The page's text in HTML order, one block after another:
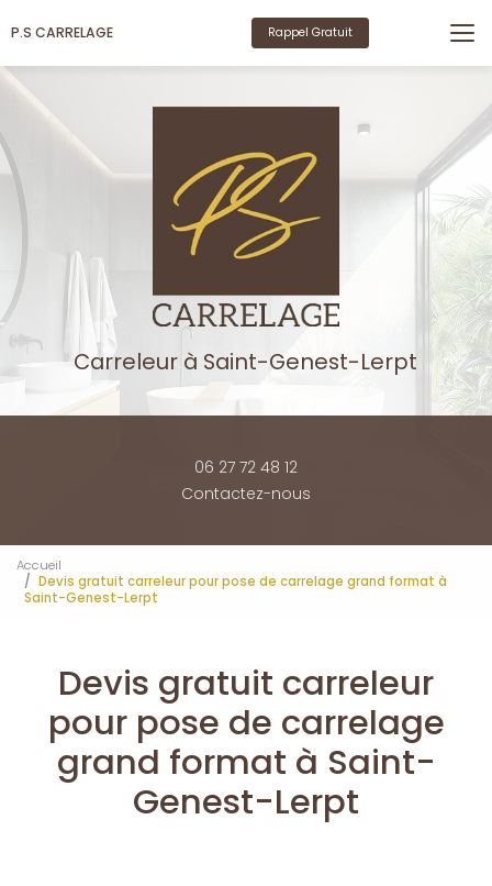
au
principal
P.S CARRELAGE Rappel Gratuit
Carreleur à Saint-Genest-Lerpt
06 27 72 48 12
Contactez-nous
Accueil
Devis gratuit carreleur pour pose de carrelage grand format à
Saint-Genest-Lerpt
Devis gratuit carreleur
pour pose de carrelage
grand format à Saint-
Genest-Lerpt